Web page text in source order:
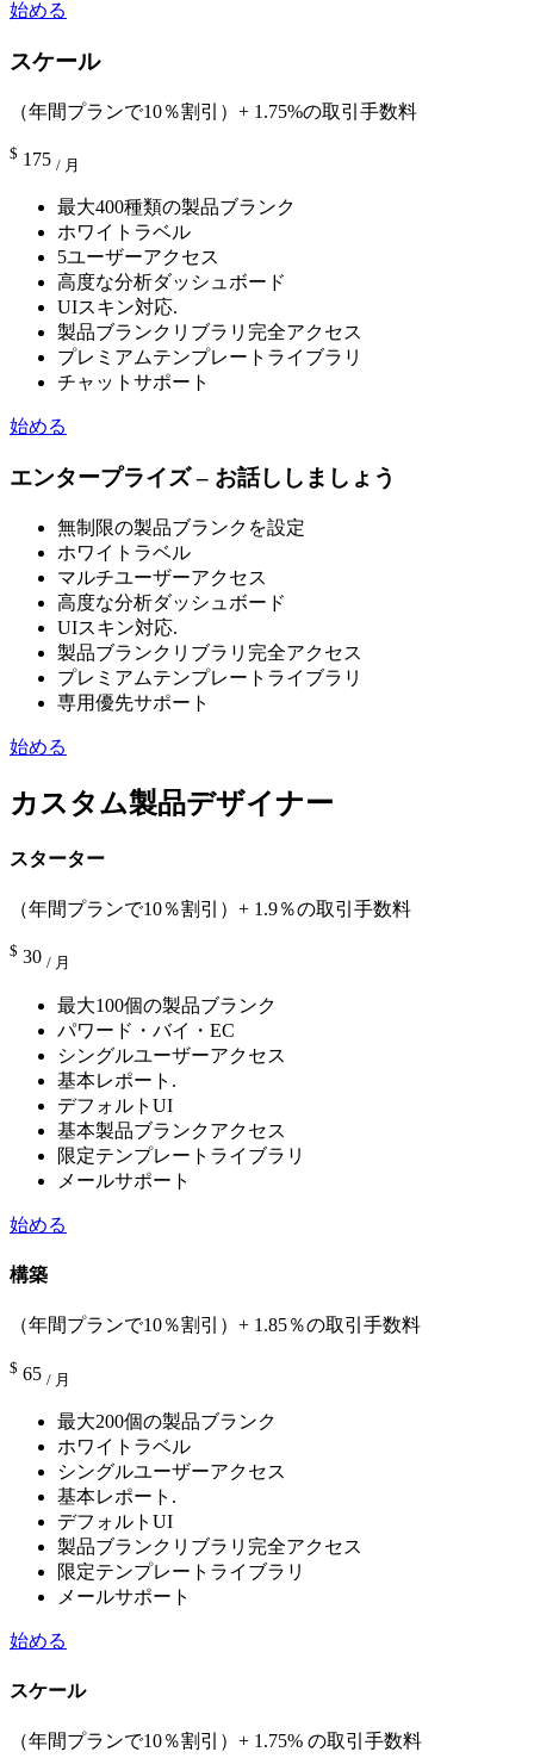
始める
スケール
（年間プランで10％割引）+ 1.75%の取引手数料
$ 175 / 月
最大400種類の製品ブランク
ホワイトラベル
5ユーザーアクセス
高度な分析ダッシュボード
UIスキン対応.
製品ブランクリブラリ完全アクセス
プレミアムテンプレートライブラリ
チャットサポート
始める
エンタープライズ – お話ししましょう
無制限の製品ブランクを設定
ホワイトラベル
マルチユーザーアクセス
高度な分析ダッシュボード
UIスキン対応.
製品ブランクリブラリ完全アクセス
プレミアムテンプレートライブラリ
専用優先サポート
始める
カスタム製品デザイナー
スターター
（年間プランで10％割引）+ 1.9％の取引手数料
$ 30 / 月
最大100個の製品ブランク
パワード・バイ・EC
シングルユーザーアクセス
基本レポート.
デフォルトUI
基本製品ブランクアクセス
限定テンプレートライブラリ
メールサポート
始める
構築
（年間プランで10％割引）+ 1.85％の取引手数料
$ 65 / 月
最大200個の製品ブランク
ホワイトラベル
シングルユーザーアクセス
基本レポート.
デフォルトUI
製品ブランクリブラリ完全アクセス
限定テンプレートライブラリ
メールサポート
始める
スケール
（年間プランで10％割引）+ 1.75% の取引手数料